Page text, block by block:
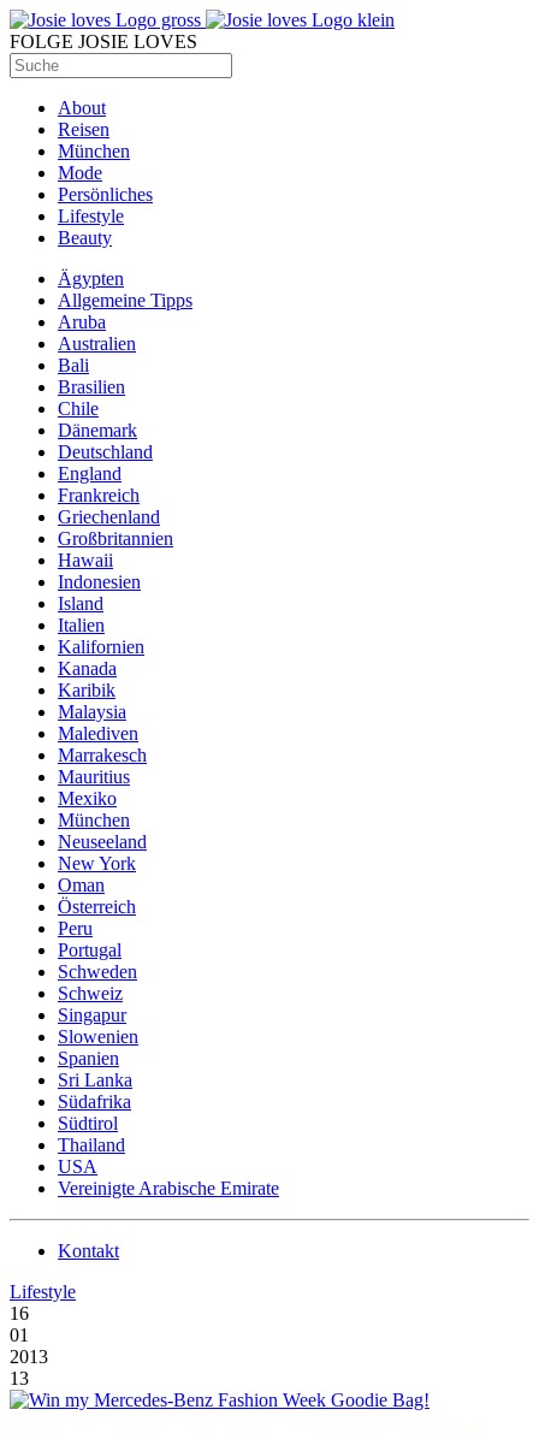
FOLGE JOSIE LOVES
About
Reisen
München
Mode
Persönliches
Lifestyle
Beauty
Ägypten
Allgemeine Tipps
Aruba
Australien
Bali
Brasilien
Chile
Dänemark
Deutschland
England
Frankreich
Griechenland
Großbritannien
Hawaii
Indonesien
Island
Italien
Kalifornien
Kanada
Karibik
Malaysia
Malediven
Marrakesch
Mauritius
Mexiko
München
Neuseeland
New York
Oman
Österreich
Peru
Portugal
Schweden
Schweiz
Singapur
Slowenien
Spanien
Sri Lanka
Südafrika
Südtirol
Thailand
USA
Vereinigte Arabische Emirate
Kontakt
Lifestyle
16
01
2013
13